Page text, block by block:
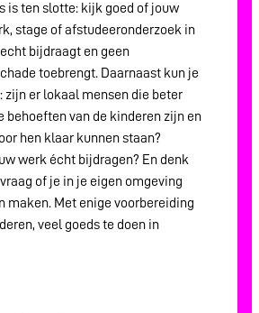
is ten slotte: kijk goed of jouw
stage of afstudeeronderzoek in
bijdraagt en geen
toebrengt. Daarnaast kun je
zijn er lokaal mensen die beter
behoeften van de kinderen zijn en
hen klaar kunnen staan?
werk écht bijdragen? En denk
of je in je eigen omgeving
maken. Met enige voorbereiding
veel goeds te doen in